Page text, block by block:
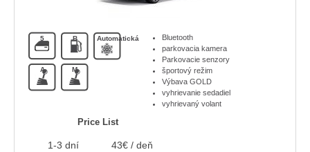
5 B Automatická
A M
Bluetooth
parkovacia kamera
Parkovacie senzory
športový režim
Výbava GOLD
vyhrievanie sedadiel
vyhrievaný volant
Price List
1-3 dní
43€ / deň